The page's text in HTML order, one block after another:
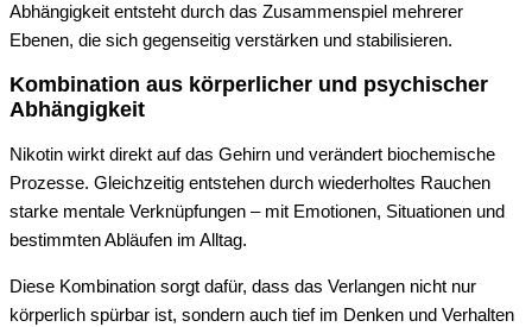
Abhängigkeit entsteht durch das Zusammenspiel mehrerer
Ebenen, die sich gegenseitig verstärken und stabilisieren.
Kombination aus körperlicher und psychischer
Abhängigkeit
Nikotin wirkt direkt auf das Gehirn und verändert biochemische
Prozesse. Gleichzeitig entstehen durch wiederholtes Rauchen
starke mentale Verknüpfungen – mit Emotionen, Situationen und
bestimmten Abläufen im Alltag.
Diese Kombination sorgt dafür, dass das Verlangen nicht nur
körperlich spürbar ist, sondern auch tief im Denken und Verhalten